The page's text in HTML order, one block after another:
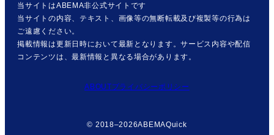
当サイトはABEMA非公式サイトです
当サイトの内容、テキスト、画像等の無断転載及び複製等の行為は
ご遠慮ください。
掲載情報は更新日時において最新となります。サービス内容や配信
コンテンツは、最新情報と異なる場合があります。
ABOUTプライバシーポリシー
© 2018–2026ABEMAQuick